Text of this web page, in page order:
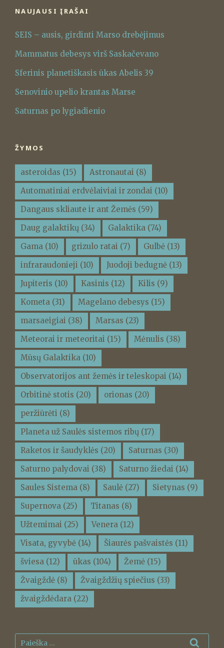
NAUJAUSI ĮRAŠAI
SEIS – ausis, girdinti Marso drebėjimus
Mammatus debesys virš Saskačevano
Sferinis planetiškasis ūkas Abelis 39
Senovinio upelio krantas Marse
Saturnas po lygiadienio
ŽYMOS
asteroidas (15) Astronautai (8)
Automatiniai erdvėlaiviai ir zondai (10)
Dangaus skliaute ir ant Žemės (59)
Daug galaktikų (34) Galaktika (74)
Gama (10) grizulo ratai (7) Gulbė (13)
infraraudonieji (10) Juodoji bedugnė (13)
Jupiteris (10) Kasinis (12) Kilis (9)
Kometa (31) Magelano debesys (15)
marsaeigiai (38) Marsas (23)
Meteorai ir meteoritai (15) Mėnulis (38)
Mūsų Galaktika (10)
Observatorijos ant žemės ir teleskopai (14)
Orbitinė stotis (20) orionas (20)
peržiūrėti (8)
Planeta už Saulės sistemos ribų (17)
Raketos ir šaudyklės (20) Saturnas (30)
Saturno palydovai (38) Saturno žiedai (14)
Saules Sistema (8) Saulė (27) Sietynas (9)
Supernova (25) Titanas (8)
Užtemimai (25) Venera (12)
Visata, gyvybė (14) Šiaurės pašvaistės (11)
šviesa (12) ūkas (104) Žemė (15)
Žvaigždė (8) Žvaigždžių spiečius (33)
žvaigždėdara (22)
Ieškoti: